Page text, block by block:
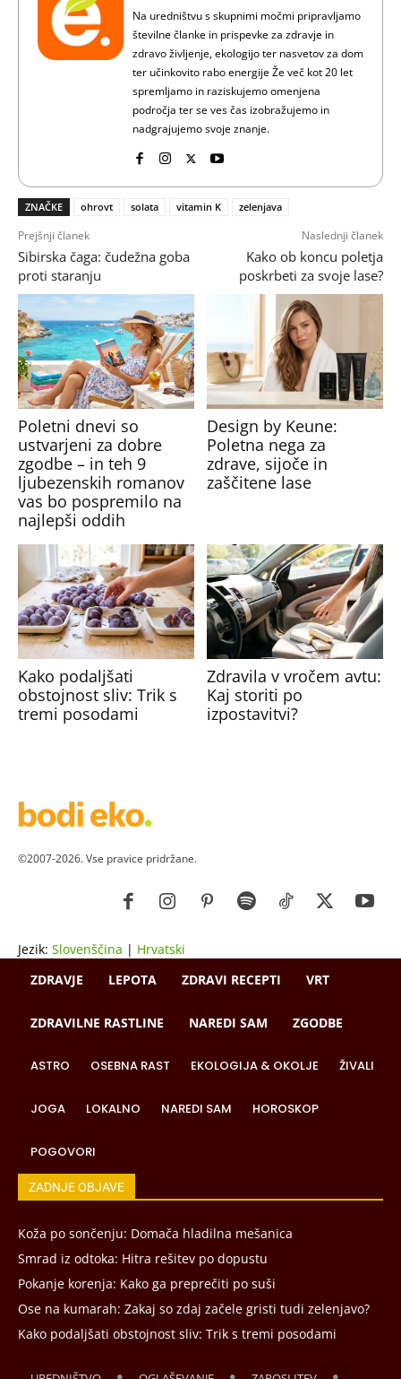
Na uredništvu s skupnimi močmi pripravljamo
številne članke in prispevke za zdravje in
zdravo življenje, ekologijo ter nasvetov za dom
ter učinkovito rabo energije Že več kot 20 let
spremljamo in raziskujemo omenjena
področja ter se ves čas izobražujemo in
nadgrajujemo svoje znanje.
ZNAČKE ohrovt solata vitamin K zelenjava
Prejšnji članek
Sibirska čaga: čudežna goba
proti staranju
Naslednji članek
Kako ob koncu poletja
poskrbeti za svoje lase?
Poletni dnevi so
ustvarjeni za dobre
zgodbe – in teh 9
ljubezenskih romanov
vas bo pospremilo na
najlepši oddih
Design by Keune:
Poletna nega za
zdrave, sijoče in
zaščitene lase
Kako podaljšati
obstojnost sliv: Trik s
tremi posodami
Zdravila v vročem avtu:
Kaj storiti po
izpostavitvi?
©2007-2026. Vse pravice pridržane.
Jezik: Slovenščina | Hrvatski
ZDRAVJE
LEPOTA ZDRAVI RECEPTI VRT
ZDRAVILNE RASTLINE NAREDI SAM ZGODBE
ASTRO OSEBNA RAST EKOLOGIJA & OKOLJE ŽIVALI
JOGA LOKALNO NAREDI SAM HOROSKOP
POGOVORI
ZADNJE OBJAVE
Koža po sončenju: Domača hladilna mešanica
Smrad iz odtoka: Hitra rešitev po dopustu
Pokanje korenja: Kako ga preprečiti po suši
Ose na kumarah: Zakaj so zdaj začele gristi tudi zelenjavo?
Kako podaljšati obstojnost sliv: Trik s tremi posodami